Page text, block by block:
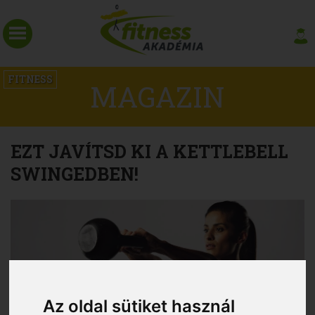
Az oldal sütiket használ
FITNESS MAGAZIN
EZT JAVÍTSD KI A KETTLEBELL
SWINGEDBEN!